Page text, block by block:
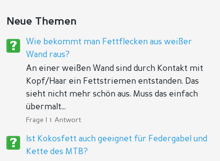
Neue Themen
Wie bekommt man Fettflecken aus weißer
Wand raus?
An einer weißen Wand sind durch Kontakt mit
Kopf/Haar ein Fettstriemen entstanden. Das
sieht nicht mehr schön aus. Muss das einfach
übermalt...
Frage | 1 Antwort
Ist Kokosfett auch geeignet für Federgabel und
Kette des MTB?